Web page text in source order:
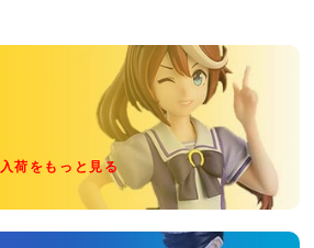
荷をもっと見る